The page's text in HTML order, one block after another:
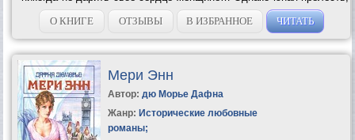
чистота и гордый нрав Фионы зажигают в душе Эвана пламя
страсти –...
О КНИГЕ ОТЗЫВЫ В ИЗБРАННОЕ ЧИТАТЬ
Мери Энн
Автор: дю Морье Дафна
Жанр: Исторические любовные
романы;